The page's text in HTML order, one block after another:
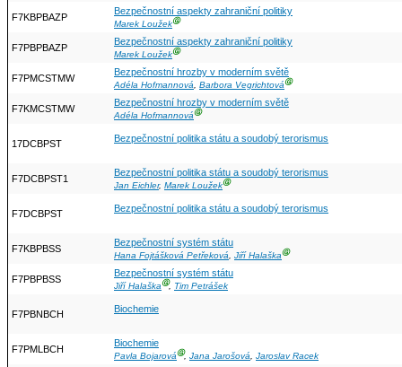
F7KBPBAZP
Bezpečnostní aspekty zahraniční politiky
Marek LoužekⒼ
F7PBPBAZP
Bezpečnostní aspekty zahraniční politiky
Marek LoužekⒼ
F7PMCSTMW
Bezpečnostní hrozby v moderním světě
Adéla Hofmannová, Barbora VegrichtováⒼ
F7KMCSTMW
Bezpečnostní hrozby v moderním světě
Adéla HofmannováⒼ
17DCBPST Bezpečnostní politika státu a soudobý terorismus
F7DCBPST1
Bezpečnostní politika státu a soudobý terorismus
Jan Eichler, Marek LoužekⒼ
F7DCBPST Bezpečnostní politika státu a soudobý terorismus
F7KBPBSS
Bezpečnostní systém státu
Hana Fojtášková Petřeková, Jiří HalaškaⒼ
F7PBPBSS
Bezpečnostní systém státu
Jiří HalaškaⒼ, Tim Petrášek
F7PBNBCH Biochemie
F7PMLBCH
Biochemie
Pavla BojarováⒼ, Jana Jarošová, Jaroslav Racek